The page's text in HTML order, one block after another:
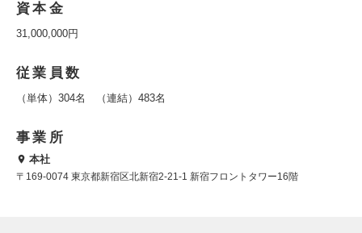
資本金
31,000,000円
従業員数
（単体）304名 （連結）483名
事業所
本社
〒169-0074 東京都新宿区北新宿2-21-1 新宿フロントタワー16階